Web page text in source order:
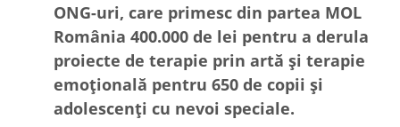
ONG-uri, care primesc din partea MOL
România 400.000 de lei pentru a derula
proiecte de terapie prin artă și terapie
emoțională pentru 650 de copii și
adolescenți cu nevoi speciale.